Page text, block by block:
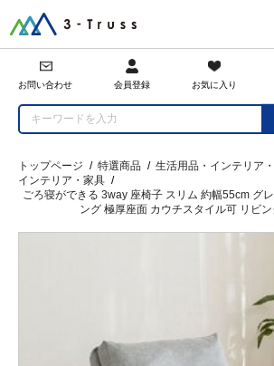
お問い合わせ 会員登録 お気に入り
トップページ / 特選商品 / 生活用品・インテリア
インテリア・家具 /
ごろ寝ができる 3way 座椅子 スリム 約幅55cm グ
ング 極厚座面 カウチスタイル可 リビ